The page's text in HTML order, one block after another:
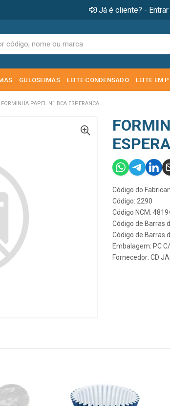
Já é cliente? - Entrar
GULOSEIMAS LEITE CONDENSADO LEITE EM
FORMINHA PAPEL N1 BCA ESPERANCA
Código do
Código: 2290
Código NCM:
Código de Barras
Código de Barras
Embalagem: PC
Fornecedor: CD